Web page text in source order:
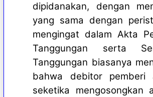
dipidanakan, dengan
yang sama dengan
mengingat dalam Akta
Tanggungan serta
Tanggungan biasanya
bahwa debitor pemberi
seketika mengosongkan